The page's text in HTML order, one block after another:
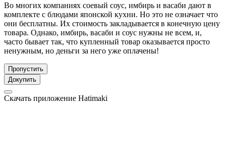
Во многих компаниях соевый соус, имбирь и васаби дают в
комплекте с блюдами японской кухни. Но это не означает что
они бесплатны. Их стоимость закладывается в конечную цену
товара. Однако, имбирь, васаби и соус нужны не всем, и,
часто бывает так, что купленный товар оказывается просто
ненужным, но деньги за него уже оплачены!
Пропустить
Докупить
Скачать приложение Hatimaki